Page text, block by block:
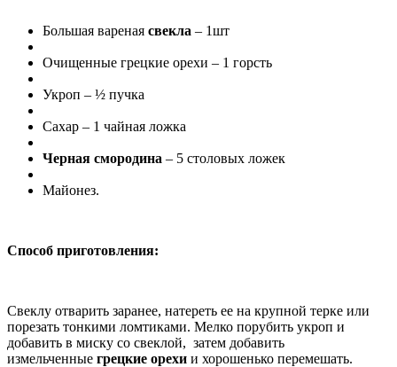
Большая вареная свекла – 1шт
Очищенные грецкие орехи – 1 горсть
Укроп – ½ пучка
Сахар – 1 чайная ложка
Черная смородина – 5 столовых ложек
Майонез.
Способ приготовления:
Свеклу отварить заранее, натереть ее на крупной терке или
порезать тонкими ломтиками. Мелко порубить укроп и
добавить в миску со свеклой, затем добавить
измельченные грецкие орехи и хорошенько перемешать.